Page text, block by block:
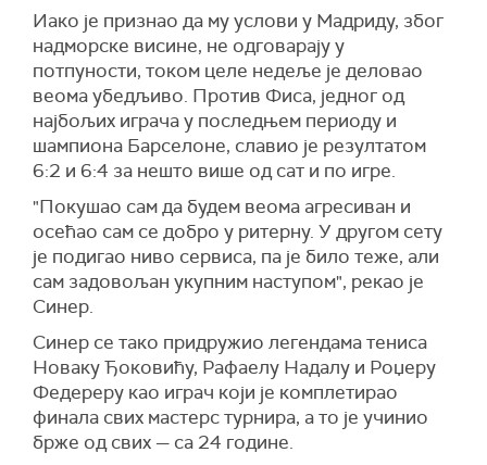
Иако је признао да му услови у Мадриду, због
надморске висине, не одговарају у
потпуности, током целе недеље је деловао
веома убедљиво. Против Фиса, једног од
најбољих играча у последњем периоду и
шампиона Барселоне, славио је резултатом
6:2 и 6:4 за нешто више од сат и по игре.
"Покушао сам да будем веома агресиван и
осећао сам се добро у ритерну. У другом сету
је подигао ниво сервиса, па је било теже, али
сам задовољан укупним наступом", рекао је
Синер.
Синер се тако придружио легендама тениса
Новаку Ђоковићу, Рафаелу Надалу и Роџеру
Федереру као играч који је комплетирао
финала свих мастерс турнира, а то је учинио
брже од свих — са 24 године.